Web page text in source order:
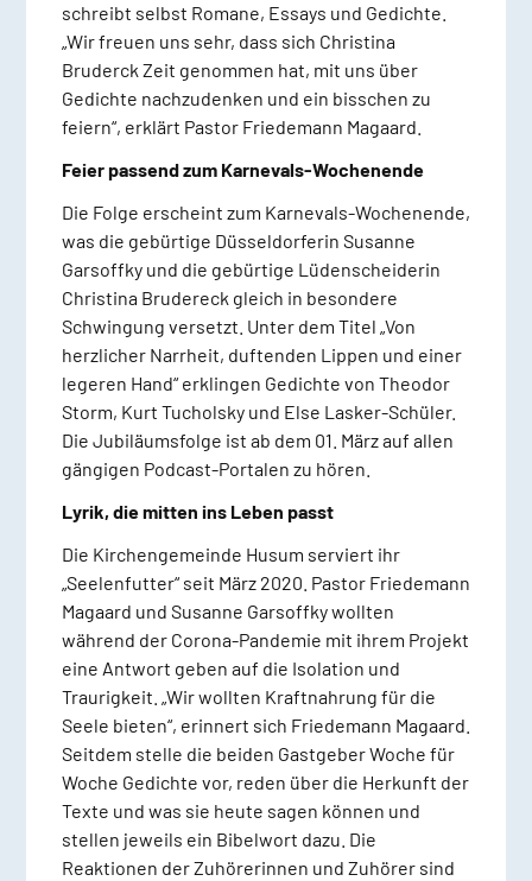
schreibt selbst Romane, Essays und Gedichte.
„Wir freuen uns sehr, dass sich Christina
Bruderck Zeit genommen hat, mit uns über
Gedichte nachzudenken und ein bisschen zu
feiern“, erklärt Pastor Friedemann Magaard.
Feier passend zum Karnevals-Wochenende
Die Folge erscheint zum Karnevals-Wochenende,
was die gebürtige Düsseldorferin Susanne
Garsoffky und die gebürtige Lüdenscheiderin
Christina Brudereck gleich in besondere
Schwingung versetzt. Unter dem Titel „Von
herzlicher Narrheit, duftenden Lippen und einer
legeren Hand“ erklingen Gedichte von Theodor
Storm, Kurt Tucholsky und Else Lasker-Schüler.
Die Jubiläumsfolge ist ab dem 01. März auf allen
gängigen Podcast-Portalen zu hören.
Lyrik, die mitten ins Leben passt
Die Kirchengemeinde Husum serviert ihr
„Seelenfutter“ seit März 2020. Pastor Friedemann
Magaard und Susanne Garsoffky wollten
während der Corona-Pandemie mit ihrem Projekt
eine Antwort geben auf die Isolation und
Traurigkeit. „Wir wollten Kraftnahrung für die
Seele bieten“, erinnert sich Friedemann Magaard.
Seitdem stelle die beiden Gastgeber Woche für
Woche Gedichte vor, reden über die Herkunft der
Texte und was sie heute sagen können und
stellen jeweils ein Bibelwort dazu. Die
Reaktionen der Zuhörerinnen und Zuhörer sind